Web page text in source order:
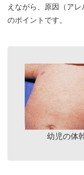
えながら、原因（ア
のポイントです。
幼児の体